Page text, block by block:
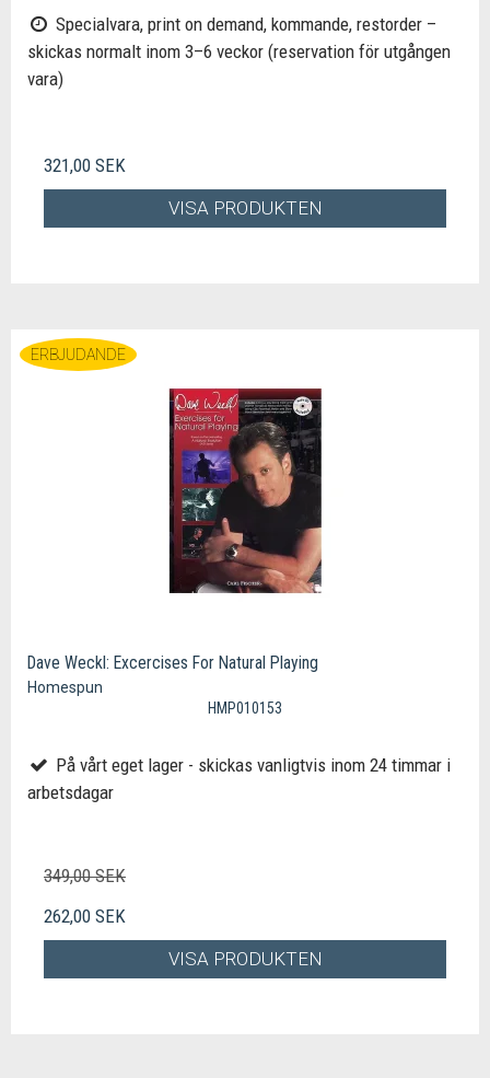
Specialvara, print on demand, kommande, restorder –
skickas normalt inom 3–6 veckor (reservation för utgången
vara)
321,00 SEK
VISA PRODUKTEN
ERBJUDANDE
Dave Weckl: Excercises For Natural Playing
Homespun
HMP010153
På vårt eget lager - skickas vanligtvis inom 24 timmar i
arbetsdagar
349,00 SEK
262,00 SEK
VISA PRODUKTEN